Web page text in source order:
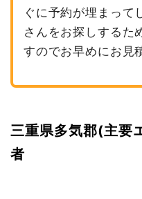
ぐに予約が埋まって
さんをお探しするた
すのでお早めにお見
三重県多気郡(主要
者